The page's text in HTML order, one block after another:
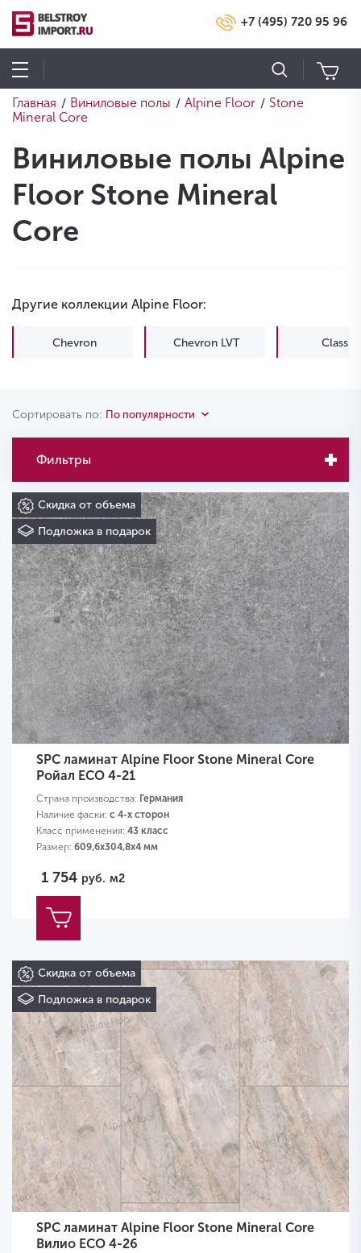
+7 (495) 720 95 96
Главная / Виниловые полы / Alpine Floor / Stone
Mineral Core
Виниловые полы Alpine
Floor Stone Mineral
Core
Другие коллекции Alpine Floor:
Chevron Chevron LVT Classic
Сортировать по: По популярности
Фильтры
Скидка от объема
Подложка в подарок
SPC ламинат Alpine Floor Stone Mineral Core
Ройал ECO 4-21
Страна производства: Германия
Наличие фаски: с 4-х сторон
Класс применения: 43 класс
Размер: 609,6х304,8х4 мм
1 754 руб. м2
Скидка от объема
Подложка в подарок
SPC ламинат Alpine Floor Stone Mineral Core
Вилио ЕСО 4-26